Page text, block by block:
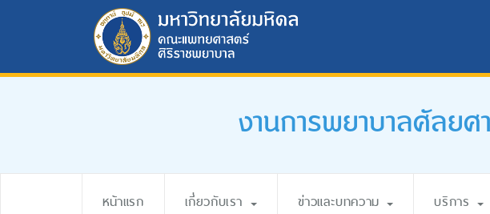
งานการพยาบาลศัลย
หน้าแรก เกี่ยวกับเรา ข่าวและบทความ บริการ